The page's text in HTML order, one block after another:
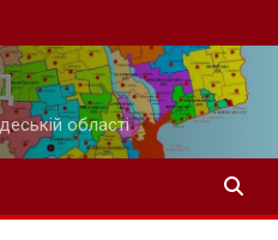
області